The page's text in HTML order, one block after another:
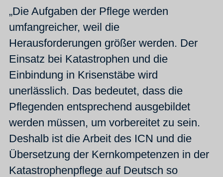
„Die Aufgaben der Pflege werden
umfangreicher, weil die
Herausforderungen größer werden. Der
Einsatz bei Katastrophen und die
Einbindung in Krisenstäbe wird
unerlässlich. Das bedeutet, dass die
Pflegenden entsprechend ausgebildet
werden müssen, um vorbereitet zu sein.
Deshalb ist die Arbeit des ICN und die
Übersetzung der Kernkompetenzen in der
Katastrophenpflege auf Deutsch so